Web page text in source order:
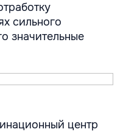
сильного
значительные
центр